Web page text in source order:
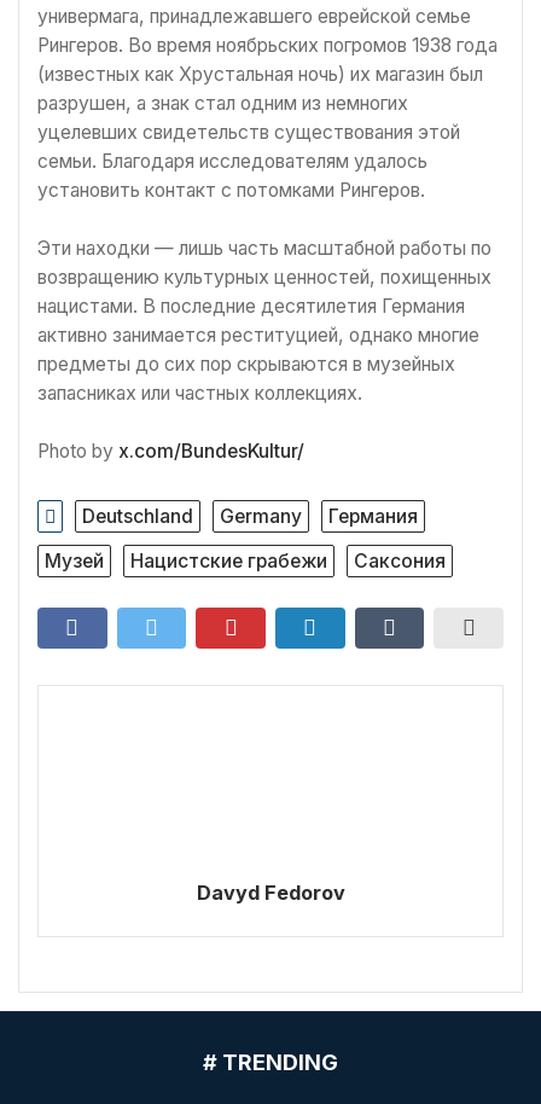
универмага, принадлежавшего еврейской семье
Рингеров. Во время ноябрьских погромов 1938 года
(известных как Хрустальная ночь) их магазин был
разрушен, а знак стал одним из немногих
уцелевших свидетельств существования этой
семьи. Благодаря исследователям удалось
установить контакт с потомками Рингеров.
Эти находки — лишь часть масштабной работы по
возвращению культурных ценностей, похищенных
нацистами. В последние десятилетия Германия
активно занимается реституцией, однако многие
предметы до сих пор скрываются в музейных
запасниках или частных коллекциях.
Photo by x.com/BundesKultur/
Deutschland Germany
Германия
Музей
Нацистские грабежи Саксония
Davyd Fedorov
# TRENDING